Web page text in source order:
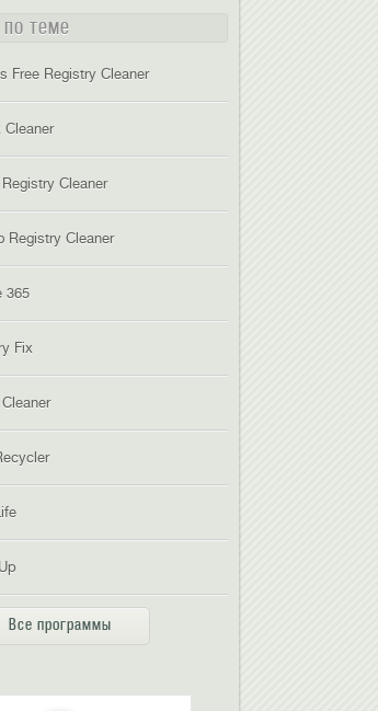
по теме
Free Registry Cleaner
Cleaner
Cleaner
Registry Cleaner
365
Fix
Все программы